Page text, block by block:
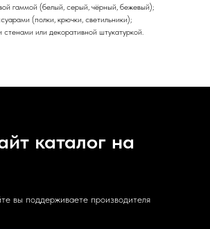
гаммой (белый, серый, чёрный, бежевый);
(полки, крючки, светильники);
стенами или декоративной штукатуркой.
каталог на
вы поддерживаете производителя